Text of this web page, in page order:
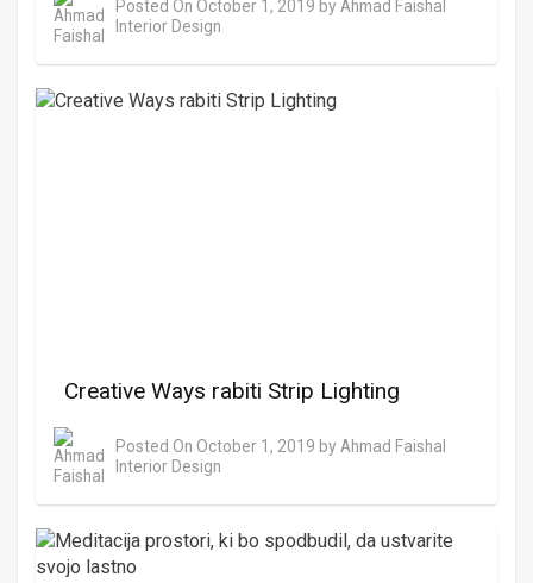
Posted On October 1, 2019 by Ahmad Faishal
Interior Design
Creative Ways rabiti Strip Lighting
Posted On October 1, 2019 by Ahmad Faishal
Interior Design